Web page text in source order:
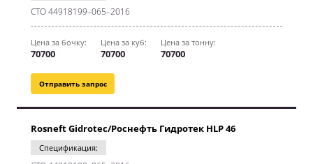
Отправить запрос
CТО 44918199–065–2016
Цена за бочку:
70700
Цена за куб:
70700
Цена за тонну:
70700
Rosneft Gidrotec/Роснефть Гидротек HLP 46
Спецификация: